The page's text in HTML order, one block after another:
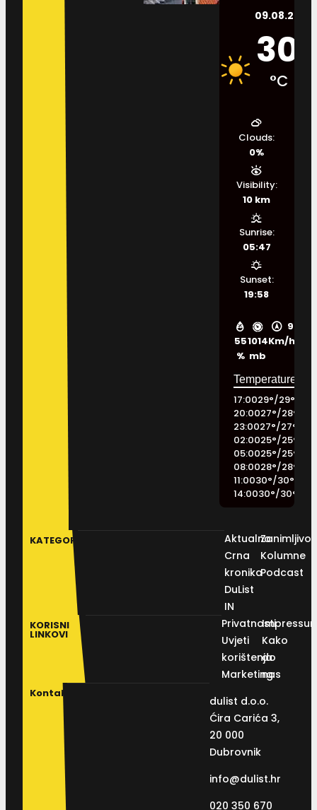
09.08.2026.
30
°C
55
%
1014
mb
9
Km/h
Clouds:
0%
Visibility:
10 km
Sunrise:
05:47
Sunset:
19:58
17:0029°/29°
20:0027°/28°
23:0027°/27°
02:0025°/25°
05:0025°/25°
08:0028°/28°
11:0030°/30°
14:0030°/30°
KATEGORIJE
Aktualno
Crna
kronika
DuList
IN
Kolumne
Podcast
KORISNI
LINKOVI
Privatnosti
Uvjeti
korištenja
Marketing
Kako
do
nas
Kontakt
dulist d.o.o.
Ćira Carića 3,
20 000
Dubrovnik
info@dulist.hr
020 350 670